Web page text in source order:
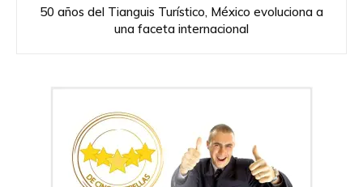
50 años del Tianguis Turístico, México evoluciona a
una faceta internacional